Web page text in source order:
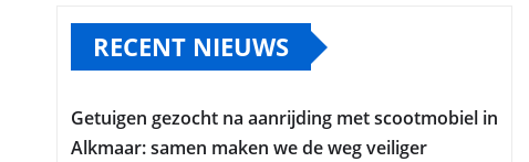
RECENT NIEUWS
Getuigen gezocht na aanrijding met scootmobiel in
Alkmaar: samen maken we de weg veiliger